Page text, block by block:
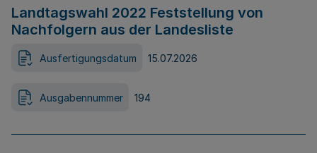
Landtagswahl 2022 Feststellung von
Nachfolgern aus der Landesliste
Ausfertigungsdatum 15.07.2026
Ausgabennummer 194